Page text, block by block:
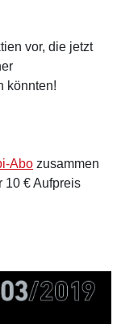
vor, die jetzt
könnten!
Abo zusammen
10 € Aufpreis